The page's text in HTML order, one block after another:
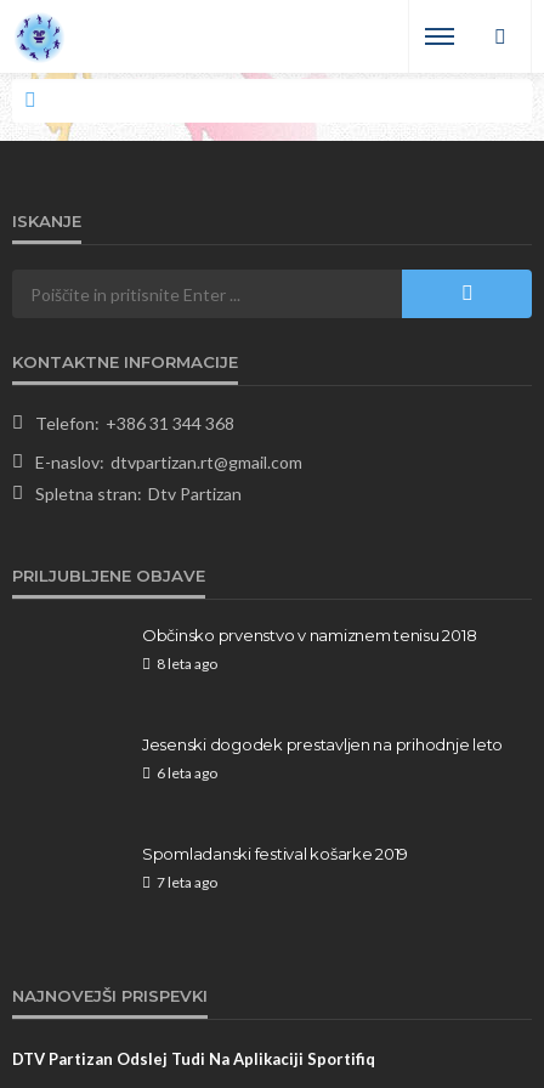
ISKANJE
KONTAKTNE INFORMACIJE
Telefon: +386 31 344 368
E-naslov: dtvpartizan.rt@gmail.com
Spletna stran: Dtv Partizan
PRILJUBLJENE OBJAVE
Občinsko prvenstvo v namiznem tenisu 2018
8 leta ago
Jesenski dogodek prestavljen na prihodnje leto
6 leta ago
Spomladanski festival košarke 2019
7 leta ago
NAJNOVEJŠI PRISPEVKI
DTV Partizan Odslej Tudi Na Aplikaciji Sportifiq